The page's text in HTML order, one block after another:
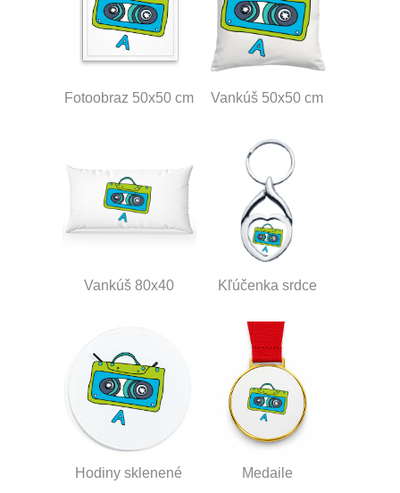
Fotoobraz 50x50 cm Vankúš 50x50 cm
Vankúš 80x40 Kľúčenka srdce
Hodiny sklenené Medaile